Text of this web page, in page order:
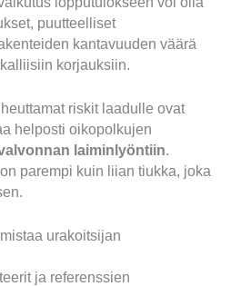
puutteelliset
kantavuuden väärä
korjauksiin.
riskit laadulle ovat
helposti oikopolkujen
laiminlyöntiin.
parempi kuin liian tiukka, joka
urakoitsijan
ja referenssien